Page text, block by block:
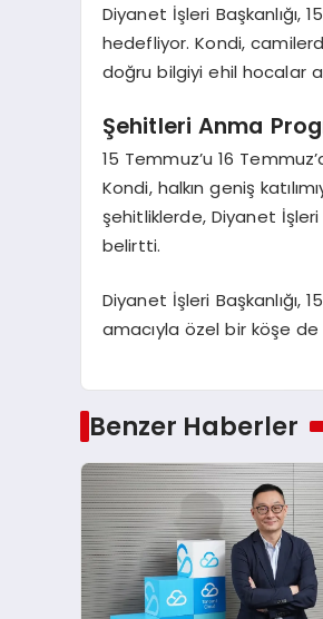
Diyanet İşleri Başkanlığı,
hedefliyor. Kondi,
doğru bilgiyi ehil hocalar
Şehitleri Anma
15 Temmuz’u 16
Kondi, halkın geniş
şehitliklerde, Diyanet İşleri
belirtti.
Diyanet İşleri Başkanlığı,
amacıyla özel bir köşe de
Benzer Haberler